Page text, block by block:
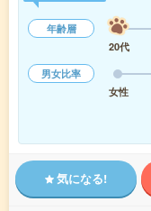
年齢層
20代
男女比率
女性
気になる!